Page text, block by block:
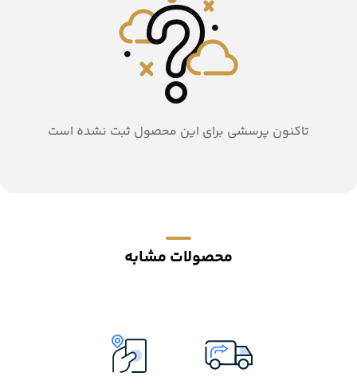
تاکنون پرسشی برای این محصول ثبت نشده است
محصولات مشابه